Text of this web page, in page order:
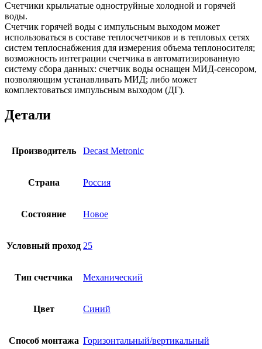
Счетчики крыльчатые одноструйные холодной и горячей
воды.
Счетчик горячей воды с импульсным выходoм может
использоваться в составе теплосчетчиков и в тепловых сетях
систем теплоснабжения для измерения объема теплоносителя;
возможность интеграции счетчика в автоматизированную
систему сбора данных: счетчик воды оснащен МИД-сенсором,
позволяющим устанавливать МИД; либо может
комплектоваться импульсным выходом (ДГ).
Детали
Производитель Decast Metronic
Страна Россия
Состояние Новое
Условный проход 25
Тип счетчика Механический
Цвет Синий
Способ монтажа Горизонтальный/вертикальный